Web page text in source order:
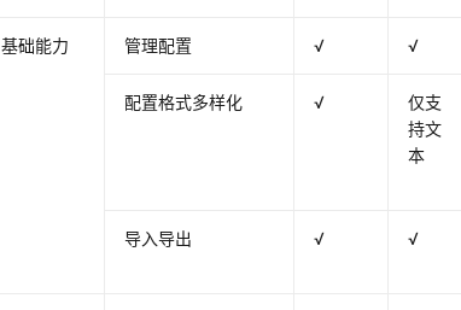
基础能力 管理配置 √ √
配置格式多样化 √
仅支
持文
本
导入导出 √ √